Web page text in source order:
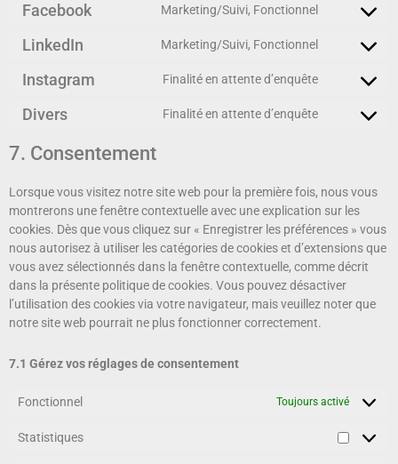
Facebook Marketing/Suivi, Fonctionnel
LinkedIn Marketing/Suivi, Fonctionnel
Instagram Finalité en attente d’enquête
Divers Finalité en attente d’enquête
7. Consentement
Lorsque vous visitez notre site web pour la première fois, nous vous
montrerons une fenêtre contextuelle avec une explication sur les
cookies. Dès que vous cliquez sur « Enregistrer les préférences » vous
nous autorisez à utiliser les catégories de cookies et d’extensions que
vous avez sélectionnés dans la fenêtre contextuelle, comme décrit
dans la présente politique de cookies. Vous pouvez désactiver
l’utilisation des cookies via votre navigateur, mais veuillez noter que
notre site web pourrait ne plus fonctionner correctement.
7.1 Gérez vos réglages de consentement
Fonctionnel Toujours activé
Statistiques